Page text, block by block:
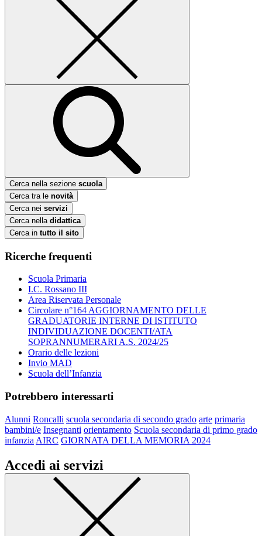
Cerca nella sezione scuola
Cerca tra le novità
Cerca nei servizi
Cerca nella didattica
Cerca in tutto il sito
Ricerche frequenti
Scuola Primaria
I.C. Rossano III
Area Riservata Personale
Circolare n°164 AGGIORNAMENTO DELLE
GRADUATORIE INTERNE DI ISTITUTO
INDIVIDUAZIONE DOCENTI/ATA
SOPRANNUMERARI A.S. 2024/25
Orario delle lezioni
Invio MAD
Scuola dell’Infanzia
Potrebbero interessarti
Alunni Roncalli scuola secondaria di secondo grado arte primaria
bambini/e Insegnanti orientamento Scuola secondaria di primo grado
infanzia AIRC GIORNATA DELLA MEMORIA 2024
Accedi ai servizi